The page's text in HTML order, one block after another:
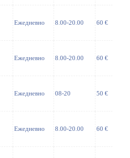
Ежедневно 8.00-20.00 60 €
Ежедневно 8.00-20.00 60 €
Ежедневно 08-20 50 €
Ежедневно 8.00-20.00 60 €